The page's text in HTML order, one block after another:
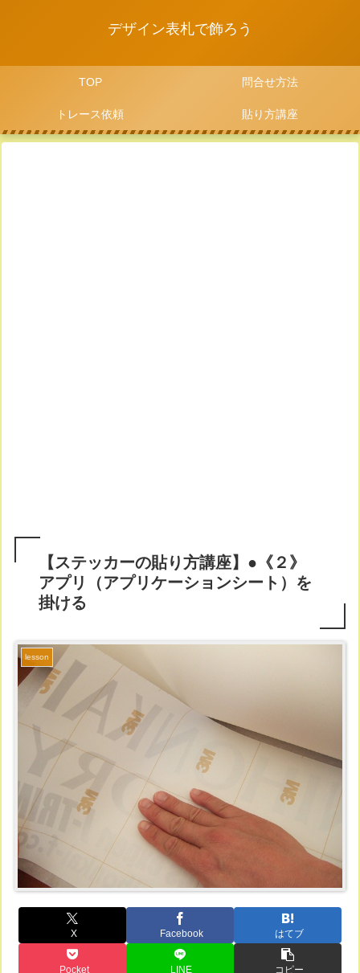
デザイン表札で飾ろう
TOP 問合せ方法
トレース依頼 貼り方講座
【ステッカーの貼り方講座】●《２》
アプリ（アプリケーションシート）を
掛ける
lesson
X Facebook はてブ
Pocket LINE コピー